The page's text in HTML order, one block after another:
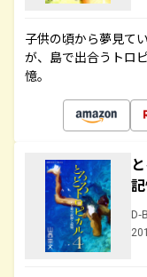
子供の頃から夢見て
が、島で出合うトロ
憶。
D-